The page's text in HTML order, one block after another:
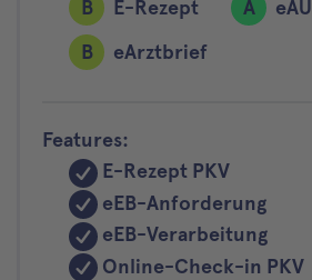
B E-Rezept A
eAU
B
eArztbrief
Features:
E-Rezept PKV
eEB-Anforderung
eEB-Verarbeitung
Online-Check-in PKV